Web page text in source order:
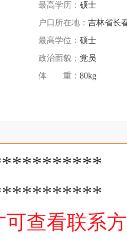
最高学历： 硕士
户口所在地： 吉林省长
最高学位： 硕士
政治面貌： 党员
体 重： 80kg
可查看联